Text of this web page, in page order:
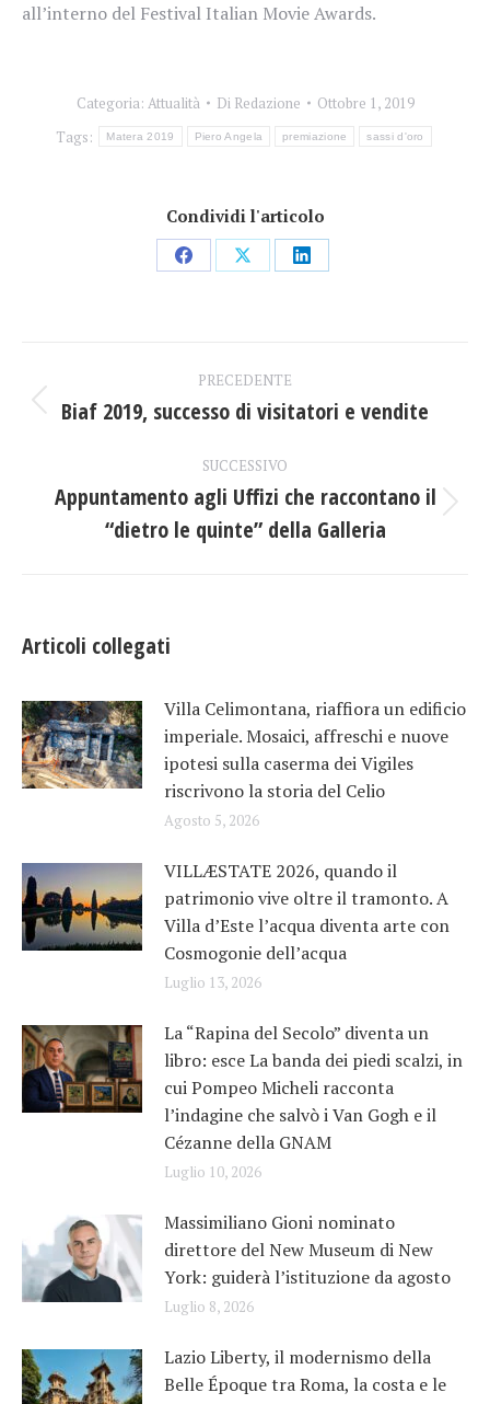
all’interno del Festival Italian Movie Awards.
Categoria: Attualità Di Redazione
Ottobre 1, 2019
Tags:
Matera 2019 Piero Angela premiazione sassi d'oro
Condividi l'articolo
CondividiCondividiCondividi
tra
post
PRECEDENTE
Post
Biaf 2019, successo di visitatori e vendite
SUCCESSIVO
Prossimo
post:
Appuntamento agli Uffizi che raccontano il
“dietro le quinte” della Galleria
Articoli collegati
Villa Celimontana, riaffiora un edificio
imperiale. Mosaici, affreschi e nuove
ipotesi sulla caserma dei Vigiles
riscrivono la storia del Celio
Agosto 5, 2026
VILLÆSTATE 2026, quando il
patrimonio vive oltre il tramonto. A
Villa d’Este l’acqua diventa arte con
Cosmogonie dell’acqua
Luglio 13, 2026
La “Rapina del Secolo” diventa un
libro: esce La banda dei piedi scalzi, in
cui Pompeo Micheli racconta
l’indagine che salvò i Van Gogh e il
Cézanne della GNAM
Luglio 10, 2026
Massimiliano Gioni nominato
direttore del New Museum di New
York: guiderà l’istituzione da agosto
Luglio 8, 2026
Lazio Liberty, il modernismo della
Belle Époque tra Roma, la costa e le